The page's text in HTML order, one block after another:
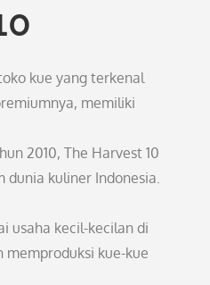
kue yang terkenal
memiliki
2010, The Harvest 10
dunia kuliner Indonesia.
usaha kecil-kecilan di
memproduksi kue-kue